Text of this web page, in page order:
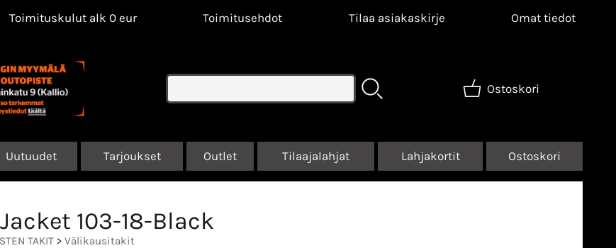
Toimituskulut alk 0 eur Toimitusehdot Tilaa asiakaskirje Omat tiedot
Ostoskori
Uutuudet Tarjoukset Outlet Tilaajalahjat Lahjakortit Ostoskori
103-18-Black
TAKIT > Välikausitakit